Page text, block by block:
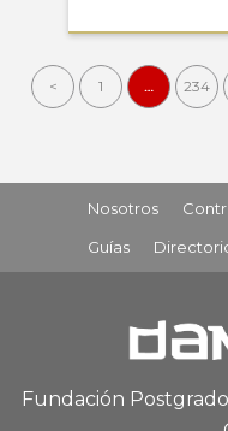
< 1 … 234
Nosotros
Guías
Fundación